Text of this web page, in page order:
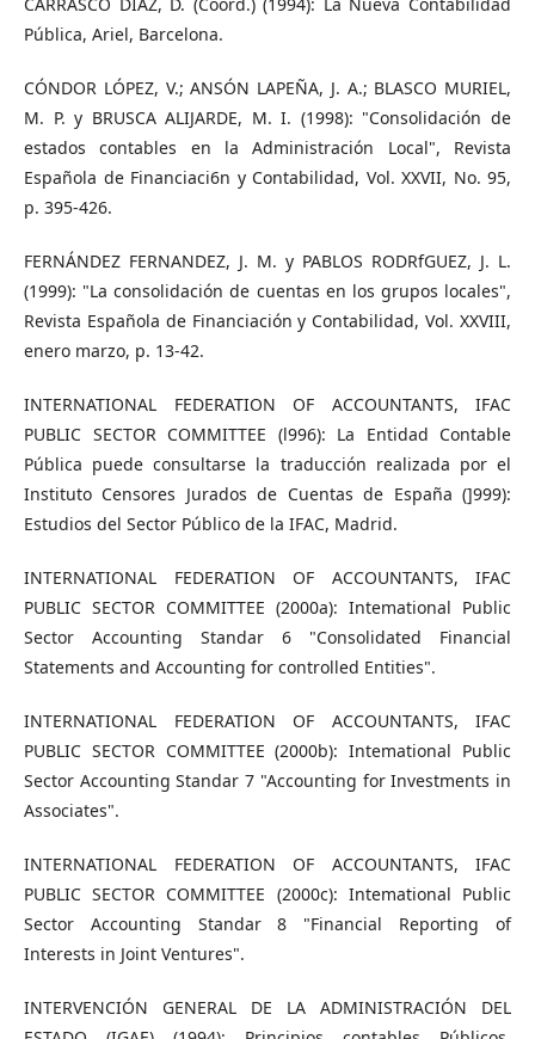
Pública, Ariel, Barcelona.
CÓNDOR LÓPEZ, V.; ANSÓN LAPEÑA, J. A.; BLASCO MURIEL,
M. P. y BRUSCA ALIJAR­DE, M. I. (1998): "Consolidación de
estados contables en la Administración Local", Revista
Española de Financiaci6n y Contabilidad, Vol. XXVII, No. 95,
p. 395-426.
FERNÁNDEZ FERNANDEZ, J. M. y PABLOS RODRfGUEZ, J. L.
(1999): "La consolidación de cuentas en los grupos locales",
Revista Española de Financiación y Contabilidad, Vol. XXVIII,
enero­ marzo, p. 13-42.
INTERNATIONAL FEDERATION OF ACCOUNTANTS, IFAC
PUBLIC SECTOR COMMITTEE (l996): La Entidad Contable
Pública puede consultarse la traducción realizada por el
Instituto Censores Jurados de Cuentas de España (]999):
Estudios del Sector Público de la IFAC, Madrid.
INTERNATIONAL FEDERATION OF ACCOUNTANTS, IFAC
PUBLIC SECTOR COMMITTEE (2000a): Intemational Public
Sector Accounting Standar 6 "Consolidated Financial
Statements and Accounting for controlled Entities".
INTERNATIONAL FEDERATION OF ACCOUNTANTS, IFAC
PUBLIC SECTOR COMMITTEE (2000b): Intemational Public
Sector Accounting Standar 7 "Accounting for Investments in
Associates".
INTERNATIONAL FEDERATION OF ACCOUNTANTS, IFAC
PUBLIC SECTOR COMMITTEE (2000c): Intemational Public
Sector Accounting Standar 8 "Financial Reporting of
Interests in Joint Ventures".
INTERVENCIÓN GENERAL DE LA ADMINISTRACIÓN DEL